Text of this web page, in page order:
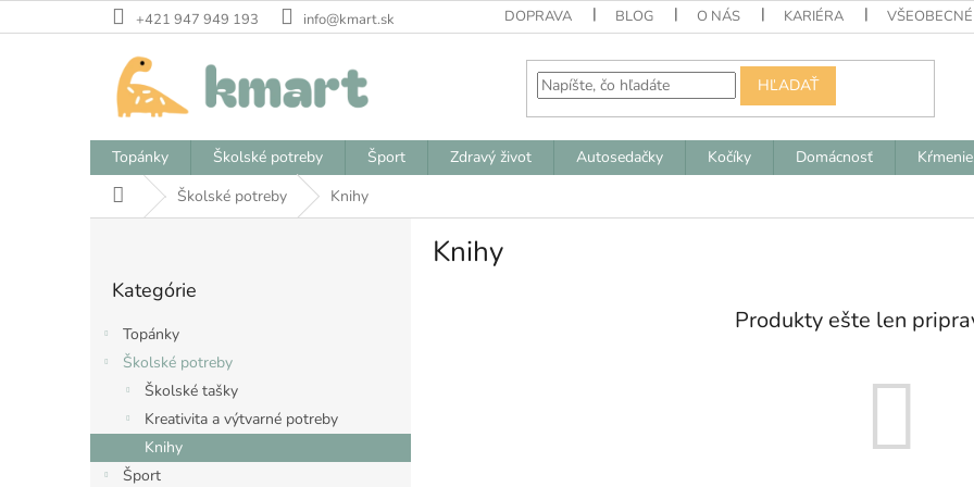
na
+421 947 949 193 info@kmart.sk DOPRAVA BLOG O NÁS KARIÉRA
HĽADAŤ
Topánky Školské potreby Šport Zdravý život Autosedačky Kočíky Domácnosť
DomovŠkolské potreby Knihy
kategórie
Kategórie
Topánky
Školské potreby
Školské tašky
Kreativita a výtvarné potreby
Knihy
Šport
Knihy
Produkty ešte len